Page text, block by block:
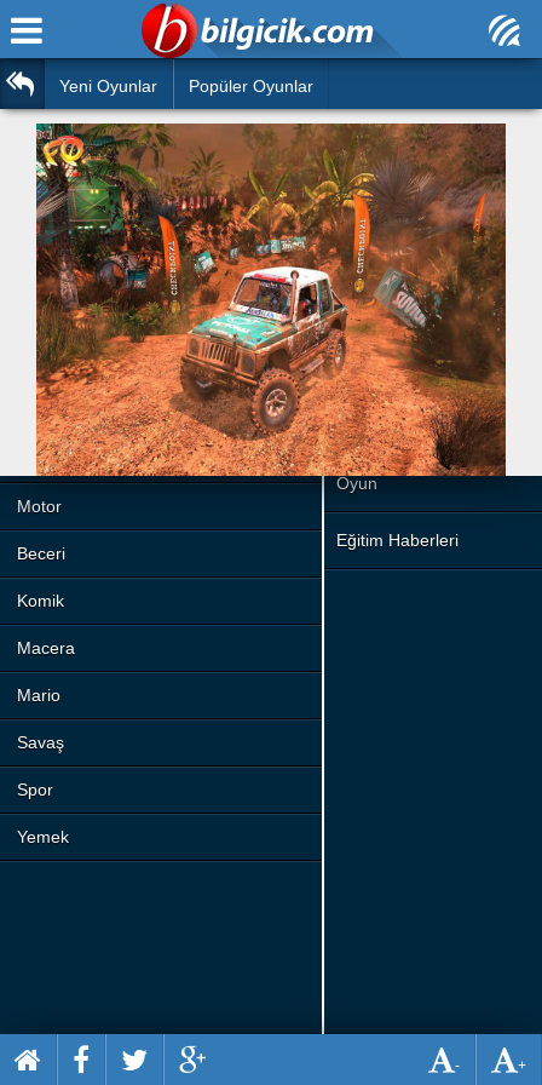
Araba
Bilardo
Barbie
Boyama
Futbol
Çocuk
Angry Birds
Silah
Basketbol
Motor
Beceri
Komik
Macera
Mario
Savaş
Spor
Yemek
Ana Sayfa
Bilmeceler
Bulmacalar
Deyimler
Duvar Yazıları
Hızlı Okuma Testi
Hesaplamalar
Oyun
Eğitim Haberleri
Yeni Oyunlar Popüler Oyunlar
+
-